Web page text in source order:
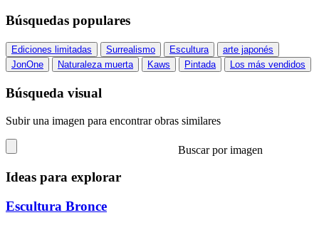
Búsquedas populares
Ediciones limitadas Surrealismo Escultura
arte japonés
JonOne
Naturaleza muerta Kaws Pintada Los más vendidos
Búsqueda visual
Subir una imagen para encontrar obras similares
Buscar por imagen
Ideas para explorar
Escultura Bronce